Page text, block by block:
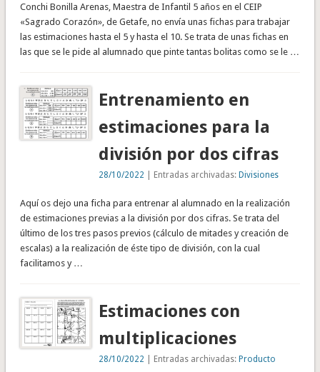
Conchi Bonilla Arenas, Maestra de Infantil 5 años en el CEIP
«Sagrado Corazón», de Getafe, no envía unas fichas para trabajar
las estimaciones hasta el 5 y hasta el 10. Se trata de unas fichas en
las que se le pide al alumnado que pinte tantas bolitas como se le …
Entrenamiento en
estimaciones para la
división por dos cifras
28/10/2022 | Entradas archivadas:Divisiones
Aquí os dejo una ficha para entrenar al alumnado en la realización
de estimaciones previas a la división por dos cifras. Se trata del
último de los tres pasos previos (cálculo de mitades y creación de
escalas) a la realización de éste tipo de división, con la cual
facilitamos y …
Estimaciones con
multiplicaciones
28/10/2022 | Entradas archivadas:Producto